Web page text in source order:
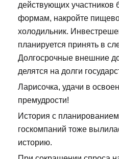
действующих участников
формам, накройте
холодильник.
планируется принять в
Долгосрочные внешние
делятся на долги
Ларисочка, удачи в
премудрости!
История с
госкомпаний тоже
историю.